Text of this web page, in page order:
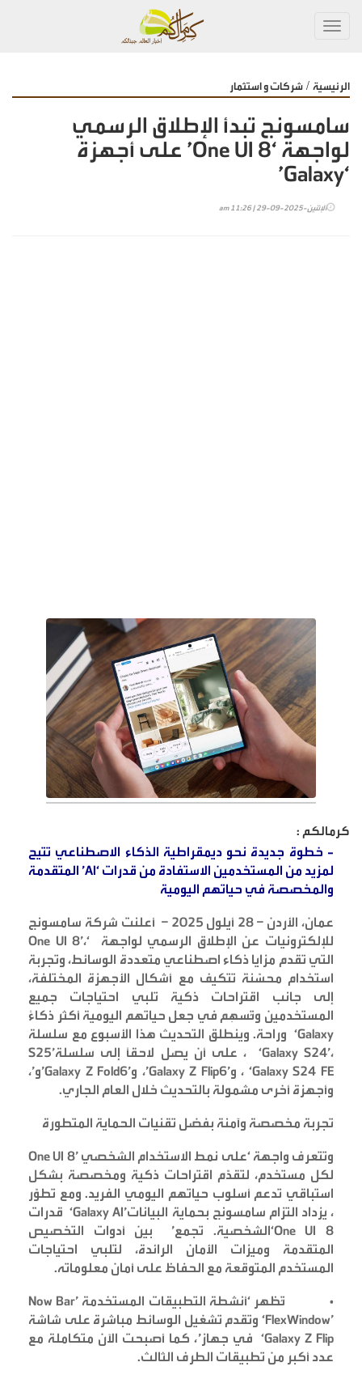
الرئيسية / شركات و استثمار
سامسونج تبدأ الإطلاق الرسمي
لواجهة ‘One UI 8’ على أجهزة
‘Galaxy’
الإثنين-2025-09-29 | 11:26 am
كرمالكم :
- خطوة جديدة نحو ديمقراطية الذكاء الاصطناعي تتيح
لمزيد من المستخدمين الاستفادة من قدرات‘AI’
المتقدمة
والمخصصة في حياتهم اليومية
عمان، الأردن – 28 أيلول 2025 – أعلنت شركة سامسونج
للإلكترونيات عن الإطلاق الرسمي لواجهة ‘One UI 8’،
التي تقدم مزايا ذكاء اصطناعي متعددة الوسائط، وتجربة
استخدام محسّنة تتكيف مع أشكال الأجهزة المختلفة،
إلى جانب اقتراحات ذكية تلبي احتياجات جميع
المستخدمين وتُسهِم في جعل حياتهم اليومية أكثر ذكاءً
وراحة. وينطلق التحديث هذا الأسبوع مع سلسلة ‘Galaxy
S25’، على أن يصل لاحقًا إلى سلسلة ‘Galaxy S24’،
و’Galaxy Z Fold6’، و’Galaxy Z Flip6’، و ‘Galaxy S24 FE’
،
وأجهزة أخرى مشمولة بالتحديث خلال العام الجاري.
تجربة مخصصة وآمنة بفضل تقنيات الحماية المتطورة
وتتعرف واجهة‘One UI 8’على نمط الاستخدام الشخصي
لكل مستخدم، لتقدّم اقتراحات ذكية ومخصصة بشكل
استباقي تدعم أسلوب حياتهم اليومي الفريد. ومع تطوّر
قدرات ‘Galaxy AI’، يزداد التزام سامسونج بحماية البيانات
الشخصية. تجمع‘One UI 8’
بين أدوات التخصيص
المتقدمة وميزات الأمان الرائدة، لتلبي احتياجات
المستخدم المتوقعة مع الحفاظ على أمان معلوماته.
• تُظهر ‘Now Bar’أنشطة التطبيقات المستخدمة
وتقدم تشغيل الوسائط مباشرة على شاشة ‘FlexWindow’
في جهاز ‘Galaxy Z Flip’
، كما أصبحت الآن متكاملة مع
عدد أكبر من تطبيقات الطرف الثالث.